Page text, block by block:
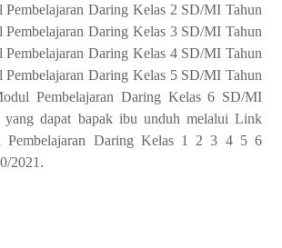
Pembelajaran Daring Kelas 2 SD/MI Tahun
Pembelajaran Daring Kelas 3 SD/MI Tahun
Pembelajaran Daring Kelas 4 SD/MI Tahun
Pembelajaran Daring Kelas 5 SD/MI Tahun
Pembelajaran Daring Kelas 6 SD/MI
yang dapat bapak ibu unduh melalui Link
Pembelajaran Daring Kelas 1 2 3 4 5 6
2021.